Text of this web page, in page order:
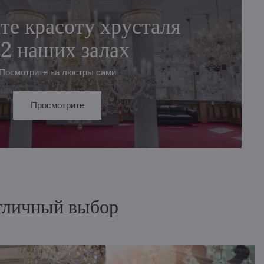
красоту хрусталя
наших залах
Посмотрите на люстры сами
Просмотрите
выбор